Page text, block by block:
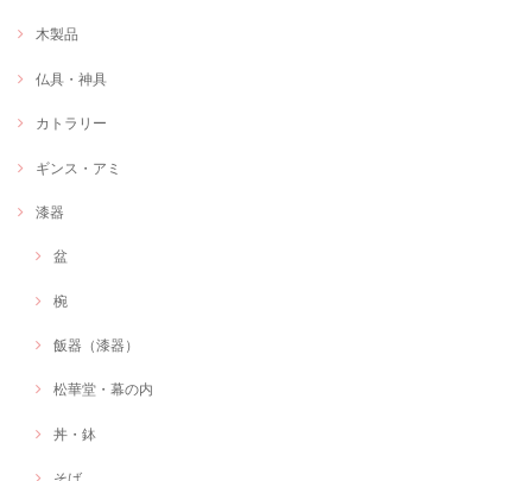
木製品
仏具・神具
カトラリー
ギンス・アミ
漆器
盆
椀
飯器（漆器）
松華堂・幕の内
丼・鉢